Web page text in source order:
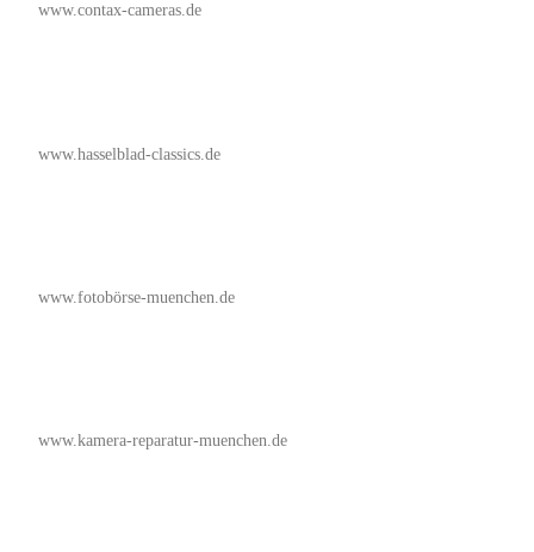
www.contax-cameras.de
www.hasselblad-classics.de
www.fotobörse-muenchen.de
www.kamera-reparatur-muenchen.de